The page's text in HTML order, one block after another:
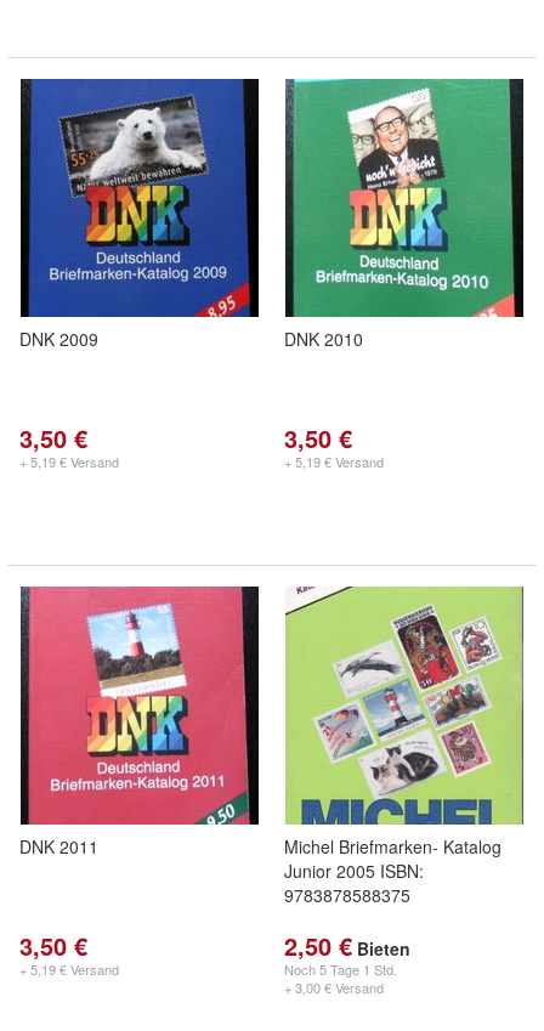
DNK 2009
3,50 €
+ 5,19 € Versand
DNK 2010
3,50 €
+ 5,19 € Versand
DNK 2011
3,50 €
+ 5,19 € Versand
Michel Briefmarken- Katalog
Junior 2005 ISBN:
9783878588375
2,50 € Bieten
Noch5 Tage 1 Std.
+ 3,00 € Versand